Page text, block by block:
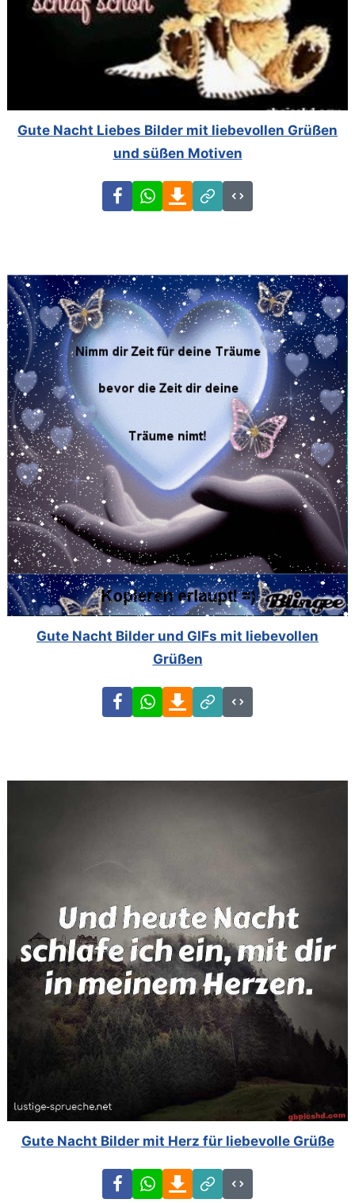
Gute Nacht Liebes Bilder mit liebevollen Grüßen
und süßen Motiven
FacebookWhatsAppDownload
Link
Code
Gute Nacht Bilder und GIFs mit liebevollen
Grüßen
FacebookWhatsAppDownload
Link
Code
Gute Nacht Bilder mit Herz für liebevolle Grüße
FacebookWhatsAppDownload
Link
Code